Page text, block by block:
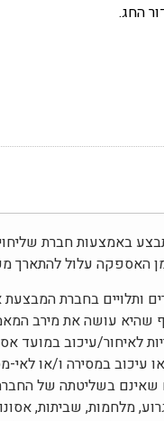
החג.
עסקים והוא מתבצע באמצעות
האספקה עלול להתארך
ותלויים בחברת
שהיא עושה את מירב
לאיחור/עיכוב במועד
עיכוב במסירה ו/או
שאינם בשליטתה של
מלחמות, שביתות,